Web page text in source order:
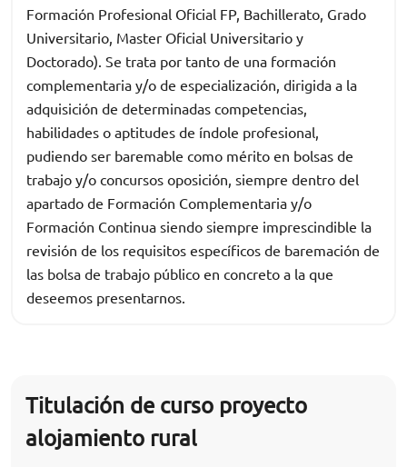
Formación Profesional Oficial FP, Bachillerato, Grado
Universitario, Master Oficial Universitario y
Doctorado). Se trata por tanto de una formación
complementaria y/o de especialización, dirigida a la
adquisición de determinadas competencias,
habilidades o aptitudes de índole profesional,
pudiendo ser baremable como mérito en bolsas de
trabajo y/o concursos oposición, siempre dentro del
apartado de Formación Complementaria y/o
Formación Continua siendo siempre imprescindible la
revisión de los requisitos específicos de baremación de
las bolsa de trabajo público en concreto a la que
deseemos presentarnos.
Titulación de curso proyecto
alojamiento rural